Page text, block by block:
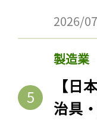
2026/
製造業
【日
治具